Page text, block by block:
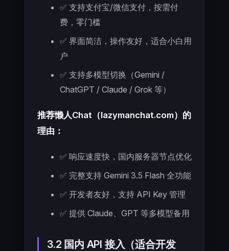
✅ 支持支付宝/微信支付，按需付
费，零门槛
✅ 界面简洁，操作友好，适合小白用
户
✅ 支持多模型切换（Gemini /
ChatGPT / Claude / Grok 等）
推荐懒人Chat（lazymanchat.com）的
理由：
✅ 响应速度快，国内服务器节点优化
✅ 完整支持 Gemini 3.5 Flash 全功能
✅ 开发者友好，支持 API Key 管理
✅ 提供 Claude、GPT 等多模型备用
3.2 国内 API 接入（适合开发